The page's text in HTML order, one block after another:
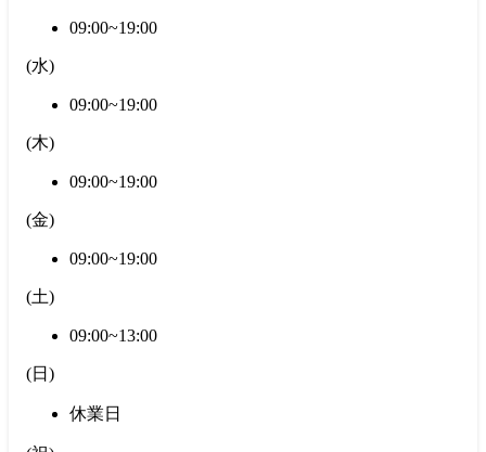
09:00~19:00
(水)
09:00~19:00
(木)
09:00~19:00
(金)
09:00~19:00
(土)
09:00~13:00
(日 )
休業日